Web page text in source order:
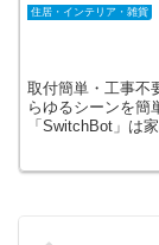
住居・インテリア・雑貨
取付簡単・工事不
らゆるシーンを簡
「SwitchBot」は